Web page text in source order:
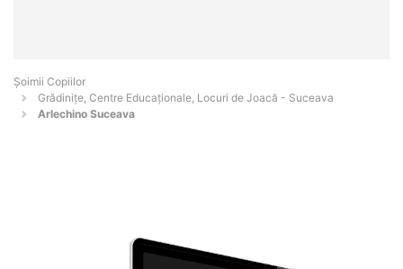
Șoimii Copiilor
Grădinițe, Centre Educaționale, Locuri de Joacă - Suceava
Arlechino Suceava